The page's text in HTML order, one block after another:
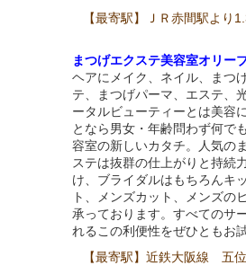
【最寄駅】ＪＲ赤間駅より
まつげエクステ美容室オリー
ヘアにメイク、ネイル、まつ
テ、まつげパーマ、エステ、
ータルビューティーとは美容
となら男女・年齢問わず何で
容室の新しいカタチ。人気の
ステは抜群の仕上がりと持続
け、ブライダルはもちろんキ
ト、メンズカット、メンズの
承っております。すべてのサ
れるこの利便性をぜひともお
【最寄駅】近鉄大阪線 五